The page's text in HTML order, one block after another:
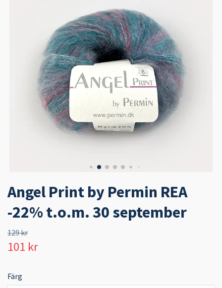
Angel Print by Permin REA
-22% t.o.m. 30 september
129 kr
101 kr
Färg